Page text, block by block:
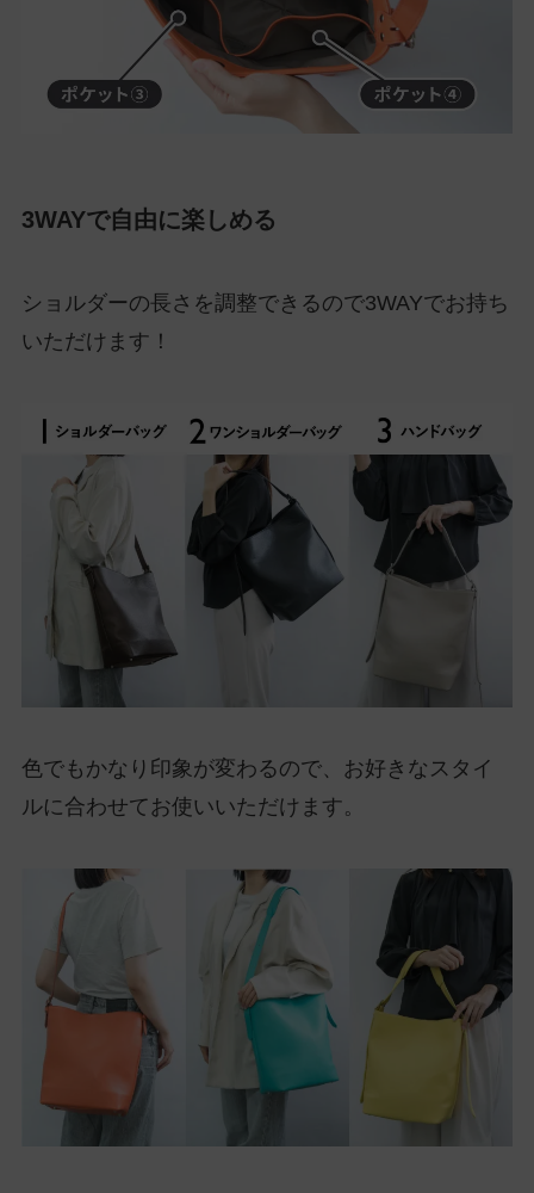
3WAYで自由に楽しめる
ショルダーの長さを調整できるので3WAYでお持ち
いただけます！
色でもかなり印象が変わるので、お好きなスタイ
ルに合わせてお使いいただけます。